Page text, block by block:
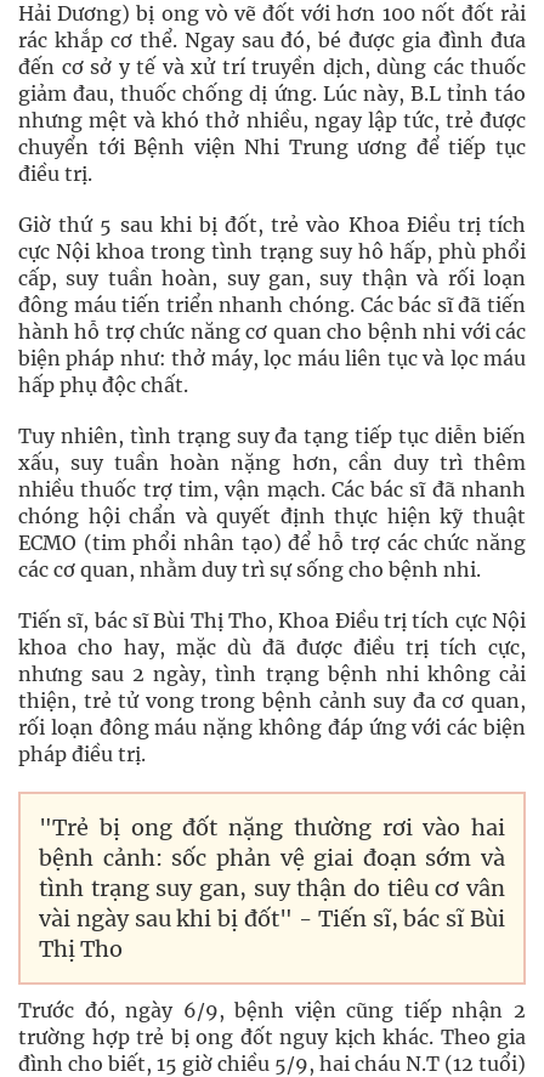
Hải Dương) bị ong vò vẽ đốt với hơn 100 nốt đốt rải
rác khắp cơ thể. Ngay sau đó, bé được gia đình đưa
đến cơ sở y tế và xử trí truyền dịch, dùng các thuốc
giảm đau, thuốc chống dị ứng. Lúc này, B.L tỉnh táo
nhưng mệt và khó thở nhiều, ngay lập tức, trẻ được
chuyển tới Bệnh viện Nhi Trung ương để tiếp tục
điều trị.
Giờ thứ 5 sau khi bị đốt, trẻ vào Khoa Điều trị tích
cực Nội khoa trong tình trạng suy hô hấp, phù phổi
cấp, suy tuần hoàn, suy gan, suy thận và rối loạn
đông máu tiến triển nhanh chóng. Các bác sĩ đã tiến
hành hỗ trợ chức năng cơ quan cho bệnh nhi với các
biện pháp như: thở máy, lọc máu liên tục và lọc máu
hấp phụ độc chất.
Tuy nhiên, tình trạng suy đa tạng tiếp tục diễn biến
xấu, suy tuần hoàn nặng hơn, cần duy trì thêm
nhiều thuốc trợ tim, vận mạch. Các bác sĩ đã nhanh
chóng hội chẩn và quyết định thực hiện kỹ thuật
ECMO (tim phổi nhân tạo) để hỗ trợ các chức năng
các cơ quan, nhằm duy trì sự sống cho bệnh nhi.
Tiến sĩ, bác sĩ Bùi Thị Tho, Khoa Điều trị tích cực Nội
khoa cho hay, mặc dù đã được điều trị tích cực,
nhưng sau 2 ngày, tình trạng bệnh nhi không cải
thiện, trẻ tử vong trong bệnh cảnh suy đa cơ quan,
rối loạn đông máu nặng không đáp ứng với các biện
pháp điều trị.
"Trẻ bị ong đốt nặng thường rơi vào hai
bệnh cảnh: sốc phản vệ giai đoạn sớm và
tình trạng suy gan, suy thận do tiêu cơ vân
vài ngày sau khi bị đốt" - Tiến sĩ, bác sĩ Bùi
Thị Tho
Trước đó, ngày 6/9, bệnh viện cũng tiếp nhận 2
trường hợp trẻ bị ong đốt nguy kịch khác. Theo gia
đình cho biết, 15 giờ chiều 5/9, hai cháu N.T (12 tuổi)